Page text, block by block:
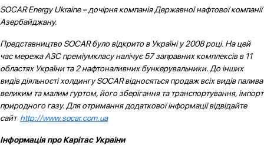
SOCAR Energy Ukraine – дочірня компанія Державної нафтової компанії
Азербайджану.
Представництво SOCAR було відкрито в Україні у 2008 році. На цей
час мережа АЗС преміумкласу налічує 57 заправних комплексів в 11
областях України та 2 нафтоналивних бункерувальники. До інших
видів діяльності холдингу SOCAR відносяться продаж всіх видів палива
великим та малим гуртом, його зберігання та транспортування, імпорт
природного газу. Для отримання додаткової інформації відвідайте
сайт http://www.socar.com.ua
Інформація про Карітас України